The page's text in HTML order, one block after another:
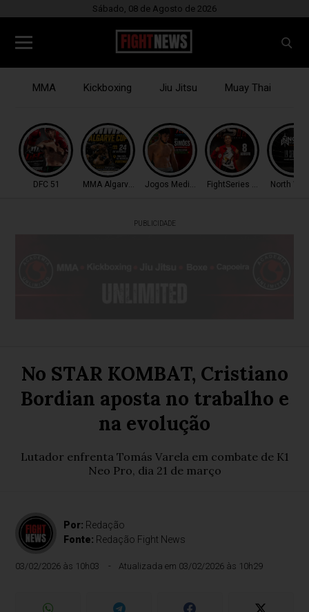
Sábado, 08 de Agosto de 2026
MMA Kickboxing Jiu Jitsu Muay Thai
DFC 51 MMA Algarve CupJogos MediterrâneoFightSeries 11 North
PUBLICIDADE
No STAR KOMBAT, Cristiano
Bordian aposta no trabalho e
na evolução
Lutador enfrenta Tomás Varela em combate de K1
Neo Pro, dia 21 de março
Por: Redação
Fonte: Redação Fight News
03/02/2026 às 10h03 Atualizada em 03/02/2026 às 10h29